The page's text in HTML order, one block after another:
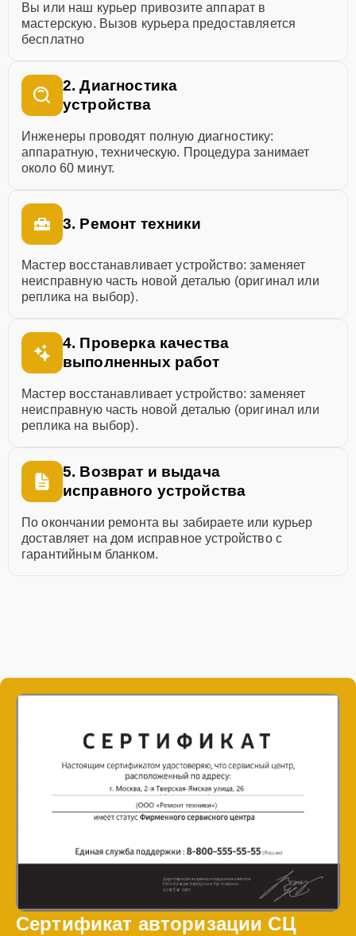
Вы или наш курьер привозите аппарат в
мастерскую. Вызов курьера предоставляется
бесплатно
2. Диагностика
устройства
Инженеры проводят полную диагностику:
аппаратную, техническую. Процедура занимает
около 60 минут.
3. Ремонт техники
Мастер восстанавливает устройство: заменяет
неисправную часть новой деталью (оригинал или
реплика на выбор).
4. Проверка качества
выполненных работ
Мастер восстанавливает устройство: заменяет
неисправную часть новой деталью (оригинал или
реплика на выбор).
5. Возврат и выдача
исправного устройства
По окончании ремонта вы забираете или курьер
доставляет на дом исправное устройство с
гарантийным бланком.
Сертификат авторизации СЦ